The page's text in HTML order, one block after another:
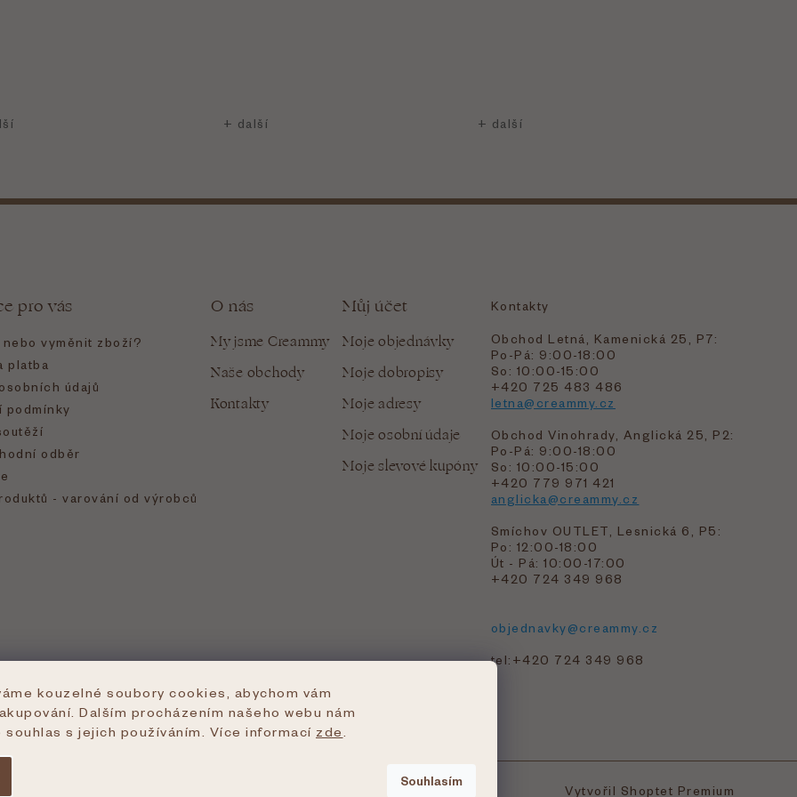
kouzelné soubory cookies, abychom vám
Dalším procházením našeho webu nám
souhlas s jejich používáním. Více informací zde
Souhlasím
pro vás
vyměnit zboží?
platba
údajů
podmínky
odběr
- varování od výrobců
O nás
My jsme Creammy
Naše obchody
Kontakty
Můj účet
Moje objednávky
Moje dobropisy
Moje adresy
Moje osobní údaje
Moje slevové kupóny
Kontakty
Obchod Letná, Kamenická 25, P7:
Po-Pá: 9:00-18:00
So: 10:00-15:00
+420 725 483 486
letna@creammy.cz
Obchod Vinohrady, Anglická 25, P2:
Po-Pá: 9:00-18:00
So: 10:00-15:00
+420 779 971 421
anglicka@creammy.cz
Smíchov OUTLET, Lesnická 6, P5:
Po: 12:00-18:00
Út - Pá: 10:00-17:00
+420 724 349 968
objednavky@creammy.cz
tel:+420 724 349 968
Vytvořil Shoptet Premium